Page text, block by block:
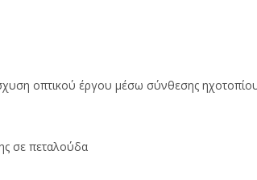
οπτικού έργου μέσω σύνθεσης
σε πεταλούδα